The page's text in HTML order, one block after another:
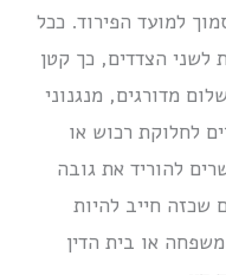
למועד הפירוד. ככל
לשני הצדדים, כך קטן
מדורגים, מנגנוני
לחלוקת רכוש או
להוריד את גובה
שכזה חייב להיות
או בית הדין